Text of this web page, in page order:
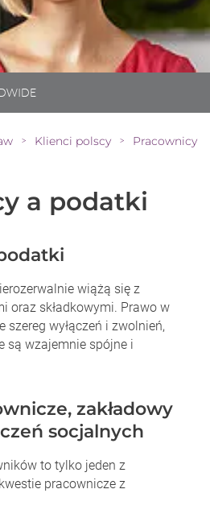
> Klienci polscy >
a podatki
wiążą się z
oraz składkowymi. Prawo w
szereg wyłączeń i zwolnień,
są wzajemnie spójne i
zakładowy
socjalnych
to tylko jeden z
pracownicze z